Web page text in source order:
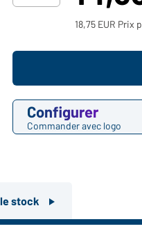
18,75 EUR Prix
Configurer
Commander avec logo
stock